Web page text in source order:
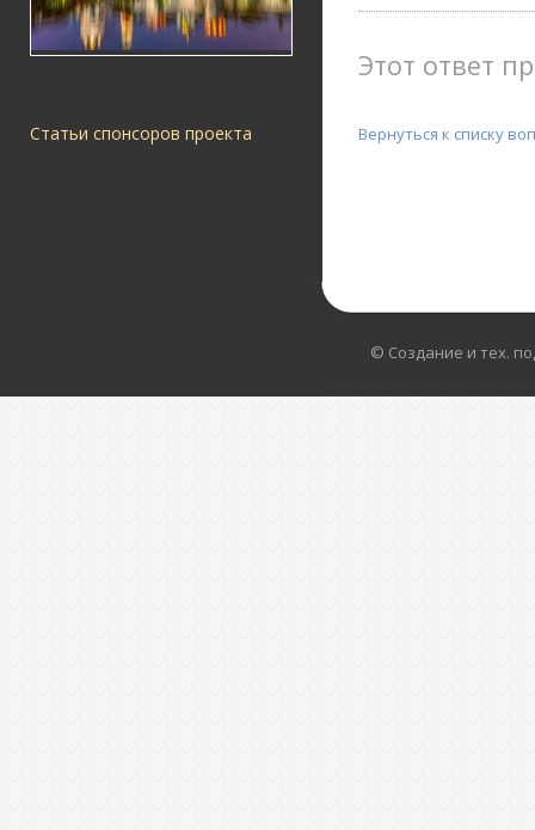
Статьи спонсоров проекта
Этот ответ
Вернуться к списку
© Создание и тех.